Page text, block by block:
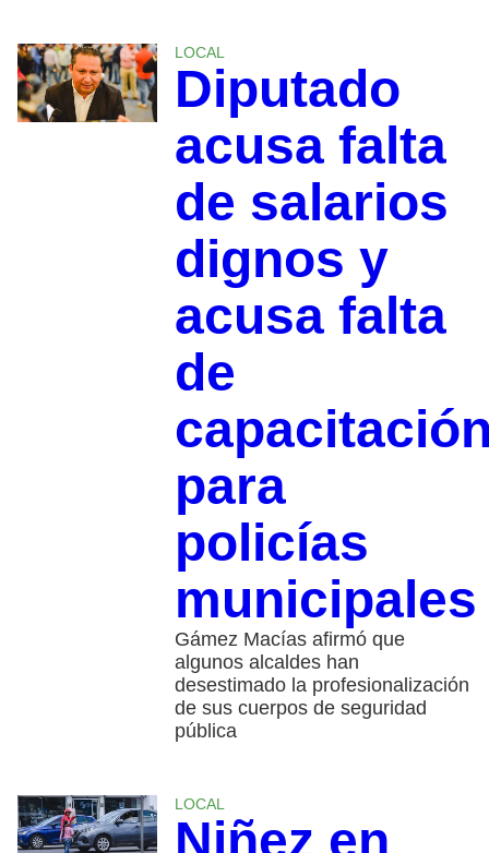
LOCAL
Diputado
acusa falta
de salarios
dignos y
acusa falta
de
para
policías
municipales
Gámez Macías afirmó que
algunos alcaldes han
desestimado la profesionalización
de sus cuerpos de seguridad
pública
LOCAL
Niñez en